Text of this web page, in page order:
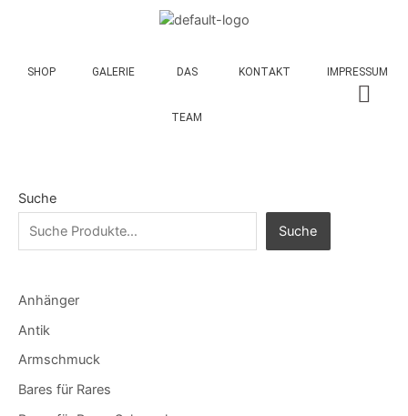
SHOP GALERIE DAS
TEAM
KONTAKT IMPRESSUM
Suche
Suche
Anhänger
Antik
Armschmuck
Bares für Rares